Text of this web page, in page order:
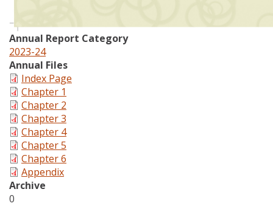
Annual Report Category
2023-24
Annual Files
Index Page
Chapter 1
Chapter 2
Chapter 3
Chapter 4
Chapter 5
Chapter 6
Appendix
Archive
0